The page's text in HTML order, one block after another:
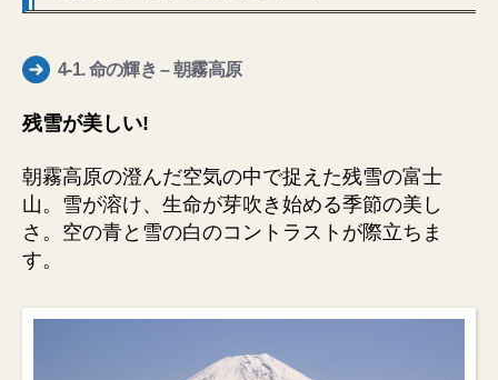
4-1.命の輝き – 朝霧高原
残雪が美しい!
朝霧高原の澄んだ空気の中で捉えた残雪の富士
山。雪が溶け、生命が芽吹き始める季節の美し
さ。空の青と雪の白のコントラストが際立ちま
す。